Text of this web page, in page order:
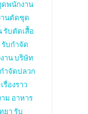
พนักงาน
านตัดชุด
รับตัดเสื้อ
รับกำจัด
านบริษัท
กำจัดปลวก
รื่องราว
ม อาหาร